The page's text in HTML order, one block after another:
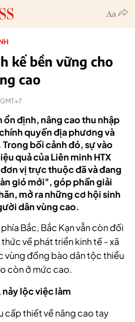
kế bền vững cho
cao
ổn định, nâng cao thu nhập
quyền địa phương và
bối cảnh đó, sự vào
quả của Liên minh HTX
vị trực thuộc đã và đang
gió mới", góp phần giải
mở ra những cơ hội sinh
dân vùng cao.
Bắc, Bắc Kạn vẫn còn đối
về phát triển kinh tế - xã
vùng đồng bào dân tộc thiểu
còn ở mức cao.
lộc việc làm
cấp thiết về nâng cao tay